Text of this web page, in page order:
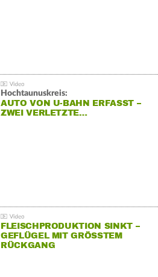
Hochtaunuskreis:
AUTO VON U-BAHN ERFASST –
ZWEI VERLETZTE…
FLEISCHPRODUKTION SINKT –
GEFLÜGEL MIT GRÖSSTEM R
ÜCKGANG